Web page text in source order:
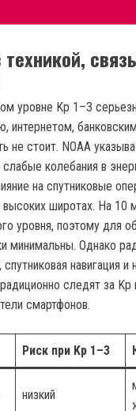
уровне Kp 1–3
интернетом,
не стоит. NOAA
колебания в
на спутниковые
высоких широтах. На 10
уровня, поэтому для
минимальны. Однако
спутниковая навигация
следят за Kp
смартфонов.
Риск при Kp 1–3
низкий